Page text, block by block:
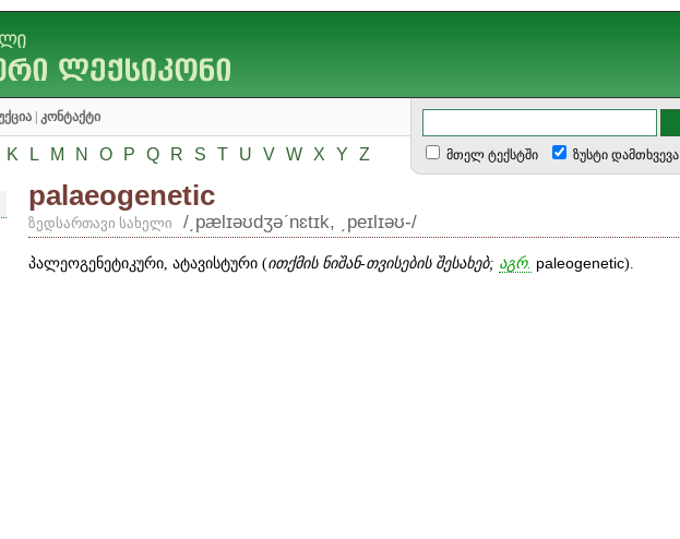
კონტაქტი
K L M N O P Q R S T U V W X Y Z მთელ ტექსტში ზუსტი დამთხვევა
palaeogenetic
ზედსართავი სახელი /͵pælɪəʊdʒəʹnɛtɪk, ͵peɪlɪəʊ-/
პალეოგენეტიკური, ატავისტური (ითქმის ნიშან-თვისების შესახებ; აგრ. paleogenetic).